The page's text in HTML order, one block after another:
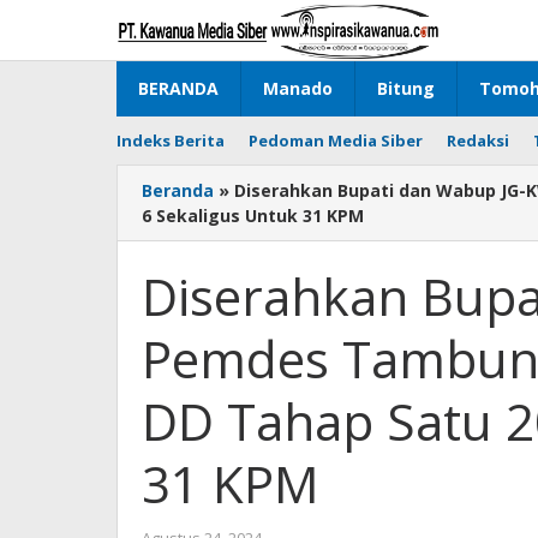
konten
BERANDA Manado Bitung
Indeks Berita Pedoman Media Siber Redaksi
Beranda » Diserahkan Bupati dan Wabup JG-
6 Sekaligus Untuk 31 KPM
Diserahkan
Pemdes
DD Tahap Satu
31 KPM